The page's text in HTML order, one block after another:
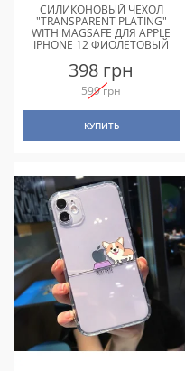
СИЛИКОНОВЫЙ ЧЕХОЛ
"TRANSPARENT PLATING"
WITH MAGSAFE ДЛЯ APPLE
IPHONE 12 ФИОЛЕТОВЫЙ
398 грн
599 грн
КУПИТЬ